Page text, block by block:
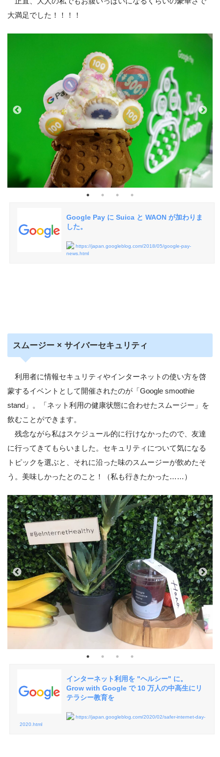
大満足でした！！！！
Google Pay に Suica と WAON が加わりま
した。
https://japan.googleblog.com/2018/05/google-pay-
news.html
スムージー × サイバーセキュリティ
利用者に情報セキュリティやインターネットの使い方を啓
蒙するイベントとして開催されたのが「Google smoothie
stand」。「ネット利用の健康状態に合わせたスムージー」を
飲むことができます。
残念ながら私はスケジュール的に行けなかったので、友達
に行ってきてもらいました。セキュリティについて気になる
トピックを選ぶと、それに沿った味のスムージーが飲めたそ
う。美味しかったとのこと！（私も行きたかった……）
インターネット利用を "ヘルシー" に。
Grow with Google で 10 万人の中高生にリ
テラシー教育を
https://japan.googleblog.com/2020/02/safer-internet-day-
2020.html